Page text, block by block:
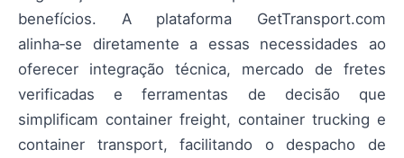
benefícios. A plataforma GetTransport.com
alinha‑se diretamente a essas necessidades ao
oferecer integração técnica, mercado de fretes
verificadas e ferramentas de decisão que
simplificam container freight, container trucking e
container transport, facilitando o despacho de